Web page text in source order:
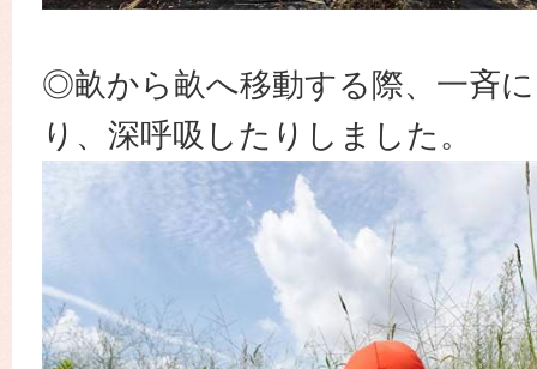
◎畝から畝へ移動する際、一斉
り、深呼吸したりしました。